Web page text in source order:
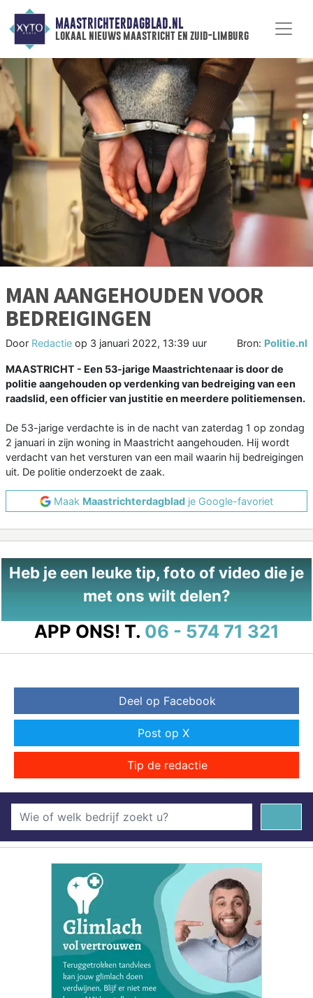
MAASTRICHTERDAGBLAD.NL
lokaal nieuws maastricht en zuid-limburg
MAN AANGEHOUDEN VOOR
BEDREIGINGEN
Door Redactie op 3 januari 2022, 13:39 uur Bron: Politie.nl
MAASTRICHT - Een 53-jarige Maastrichtenaar is door de
politie aangehouden op verdenking van bedreiging van een
raadslid, een officier van justitie en meerdere politiemensen.
De 53-jarige verdachte is in de nacht van zaterdag 1 op zondag
2 januari in zijn woning in Maastricht aangehouden. Hij wordt
verdacht van het versturen van een mail waarin hij bedreigingen
uit. De politie onderzoekt de zaak.
Maak Maastrichterdagblad je Google-favoriet
Heb je een leuke tip, foto of video die je
met ons wilt delen?
APP ONS! T. 06 - 574 71 321
Deel op Facebook
Post op X
Tip de redactie